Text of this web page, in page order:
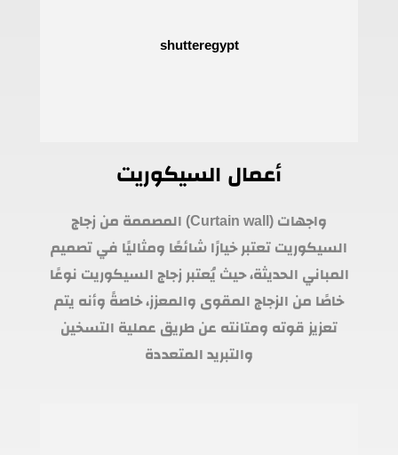
أعمال السيكوريت
واجهات (Curtain wall) المصممة من زجاج
السيكوريت تعتبر خيارًا شائعًا ومثاليًا في تصميم
المباني الحديثة، حيث يُعتبر زجاج السيكوريت نوعًا
خاصًا من الزجاج المقوى والمعزز، خاصةً وأنه يتم
تعزيز قوته ومتانته عن طريق عملية التسخين
والتبريد المتعددة